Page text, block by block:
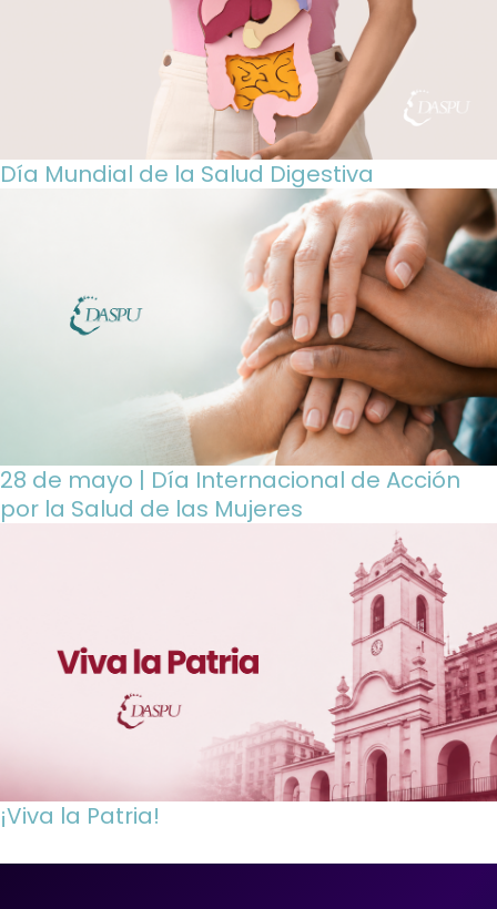
Día Mundial de la Salud Digestiva
28 de mayo | Día Internacional de Acción
por la Salud de las Mujeres
¡Viva la Patria!